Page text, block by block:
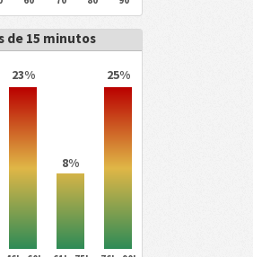
de 15 minutos
23%
8%
25%